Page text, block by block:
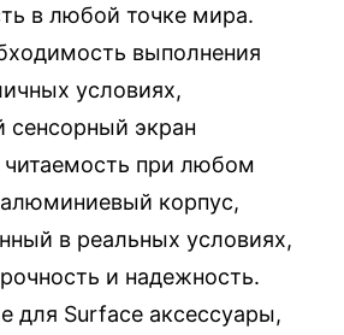
в любой точке мира.
выполнения
условиях,
сенсорный экран
читаемость при любом
корпус,
в реальных условиях,
и надежность.
для Surface аксессуары,